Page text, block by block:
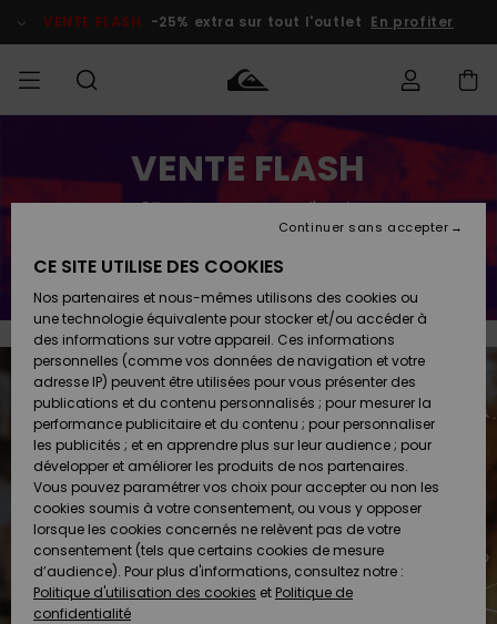
contenuVENTE FLASH -25% extra sur tout l'outlet En profiter
Vêtements
Accessoires
Chaussures
& Tongs
Surf
Snow
Nouveautés
Vêtements
Accessoires
Chaussures
& Tongs
Surf
Snow
Nouveautés
FEMME
Shop
Nouveautés
A
Découvrir
Snow
SURF
Surf Shop
Homme
Enfant
Highlights
Communauté
SNOW
Snow
Shop
Snow
Shop
Enfant
Snow
Shop
Femme
A
Découvrir
Communauté
VENTE
FLASH
Outlet
Homme
Enfant
Outlet
Femme
Préférences
Langue Et
Région
Nederlands
ma
commande
Retours
Paiement
Carte
Cadeau
Quiksilver
Freedom
Protection
des données
VENTE FLASH
-25% extrasur tout l'outlet
En profiter
CE SITE UTILISE DES COOKIES
Nos partenaires et nous-mêmes utilisons des cookies ou
une technologie équivalente pour stocker et/ou accéder à
des informations sur votre appareil. Ces informations
personnelles (comme vos données de navigation et votre
adresse IP) peuvent être utilisées pour vous présenter des
publications et du contenu personnalisés ; pour mesurer la
performance publicitaire et du contenu ; pour personnaliser
les publicités ; et en apprendre plus sur leur audience ; pour
développer et améliorer les produits de nos partenaires.
Vous pouvez paramétrer vos choix pour accepter ou non les
cookies soumis à votre consentement, ou vous y opposer
lorsque les cookies concernés ne relèvent pas de votre
consentement (tels que certains cookies de mesure
d’audience). Pour plus d'informations, consultez notre :
Politique d'utilisation des cookies et Politique de
confidentialité
Continuer sans accepter